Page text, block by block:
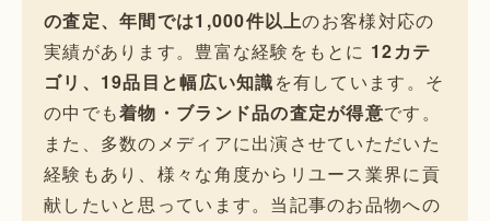
の査定、年間では1,000件以上のお客様対応の
実績があります。豊富な経験をもとに 12カテ
ゴリ、19品目と幅広い知識を有しています。そ
の中でも着物・ブランド品の査定が得意です。
また、多数のメディアに出演させていただいた
経験もあり、様々な角度からリユース業界に貢
献したいと思っています。当記事のお品物への